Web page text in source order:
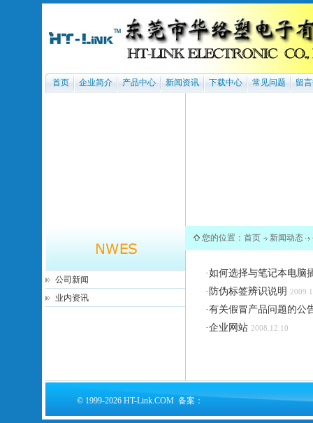
首页 企业简介 产品中心 新闻资讯 下载中心 常见问题 留
公司新闻
业内资讯
您的位置： 首页 新闻动态
·如何选择与笔记本电脑
· 防伪标签辨识说明
·有关假冒产品问题的公
·企业网站 2008.12.10
© 1999-2026 HT-Link.COM 备案：